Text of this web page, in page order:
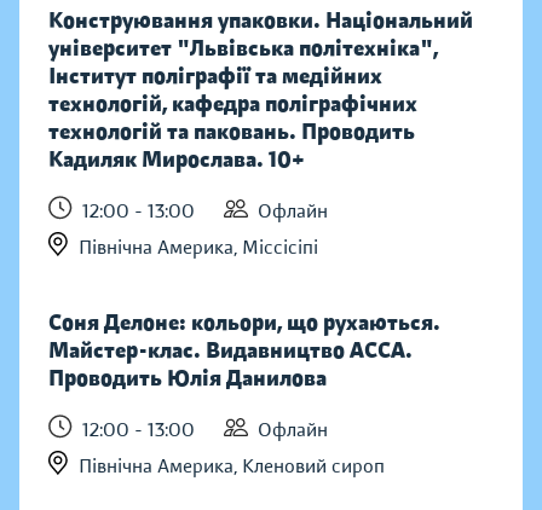
Конструювання упаковки. Національний
університет "Львівська політехніка",
Інститут поліграфії та медійних
технологій, кафедра поліграфічних
технологій та паковань. Проводить
Кадиляк Мирослава. 10+
12:00 - 13:00
Офлайн
Північна Америка, Міссісіпі
Соня Делоне: кольори, що рухаються.
Майстер-клас. Видавництво АССА.
Проводить Юлія Данилова
12:00 - 13:00
Офлайн
Північна Америка, Кленовий сироп